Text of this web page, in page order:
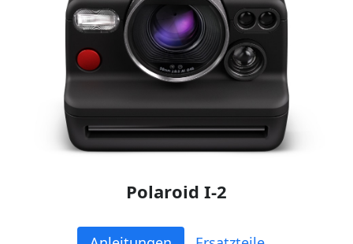
Polaroid I-2